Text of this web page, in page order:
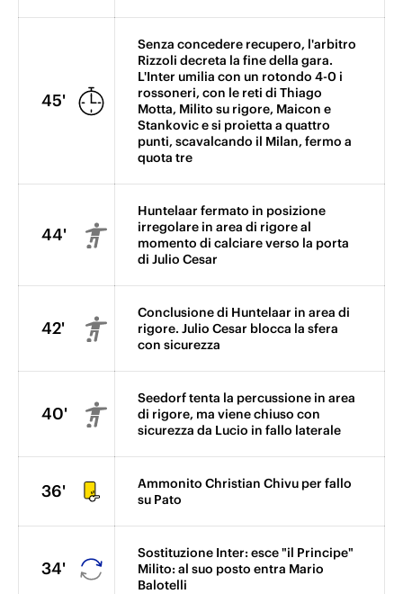
45'
Senza concedere recupero, l'arbitro
Rizzoli decreta la fine della gara.
L'Inter umilia con un rotondo 4-0 i
rossoneri, con le reti di Thiago
Motta, Milito su rigore, Maicon e
Stankovic e si proietta a quattro
punti, scavalcando il Milan, fermo a
quota tre
44'
Huntelaar fermato in posizione
irregolare in area di rigore al
momento di calciare verso la porta
di Julio Cesar
42'
Conclusione di Huntelaar in area di
rigore. Julio Cesar blocca la sfera
con sicurezza
40'
Seedorf tenta la percussione in area
di rigore, ma viene chiuso con
sicurezza da Lucio in fallo laterale
36'
Ammonito Christian Chivu per fallo
su Pato
34'
Sostituzione Inter: esce "il Principe"
Milito: al suo posto entra Mario
Balotelli